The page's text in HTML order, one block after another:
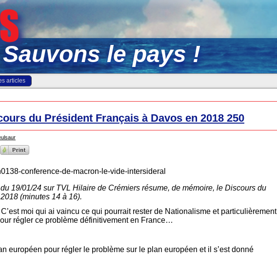
Sauvons le pays !
articles
du Président Français à Davos en 2018 250
conference-de-macron-le-vide-intersideral
19/01/24 sur TVL Hilaire de Crémiers résume, de mémoire, le Discours du
(minutes 14 à 16).
moi qui ai vaincu ce qui pourrait rester de Nationalisme et particulièrement
régler ce problème définitivement en France…
européen pour régler le problème sur le plan européen et il s’est donné